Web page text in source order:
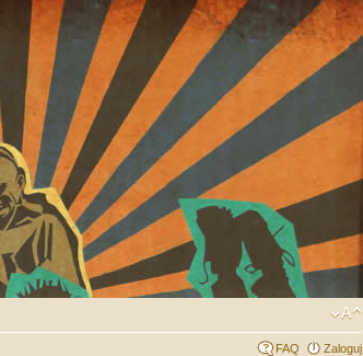
FAQ Zaloguj